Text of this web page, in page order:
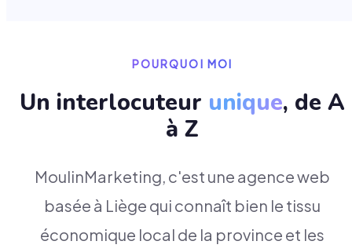
POURQUOI MOI
Un interlocuteur unique, de A
à Z
MoulinMarketing, c'est une agence web
basée à Liège qui connaît bien le tissu
économique local de la province et les